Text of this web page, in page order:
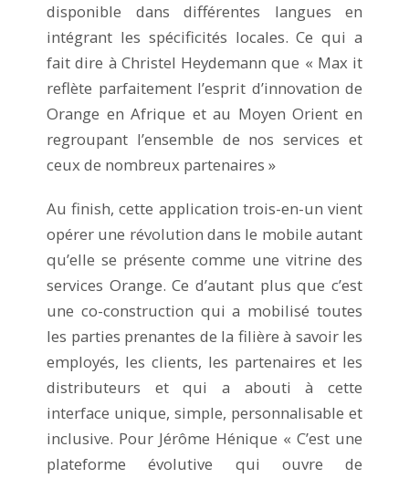
disponible dans différentes langues en
intégrant les spécificités locales. Ce qui a
fait dire à Christel Heydemann que « Max it
reflète parfaitement l’esprit d’innovation de
Orange en Afrique et au Moyen Orient en
regroupant l’ensemble de nos services et
ceux de nombreux partenaires »
Au finish, cette application trois-en-un vient
opérer une révolution dans le mobile autant
qu’elle se présente comme une vitrine des
services Orange. Ce d’autant plus que c’est
une co-construction qui a mobilisé toutes
les parties prenantes de la filière à savoir les
employés, les clients, les partenaires et les
distributeurs et qui a abouti à cette
interface unique, simple, personnalisable et
inclusive. Pour Jérôme Hénique « C’est une
plateforme évolutive qui ouvre de